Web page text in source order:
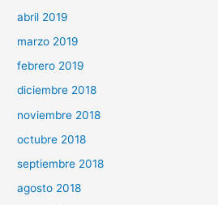
abril 2019
marzo 2019
febrero 2019
diciembre 2018
noviembre 2018
octubre 2018
septiembre 2018
agosto 2018